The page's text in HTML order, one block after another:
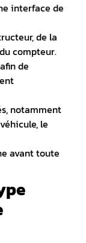
interface de
de la
compteur.
de
notamment
le
avant toute